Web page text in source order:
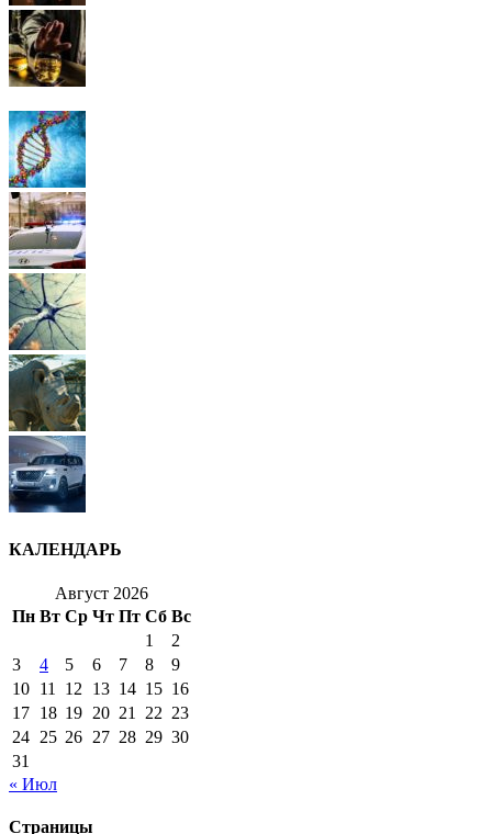
КАЛЕНДАРЬ
Август 2026
Пн Вт Ср Чт Пт Сб Вс
1
2
3
4 5 6 7 8
9
10 11 12 13 14 15 16
17 18 19 20 21 22 23
24 25 26 27 28 29 30
31
« Июл
Страницы